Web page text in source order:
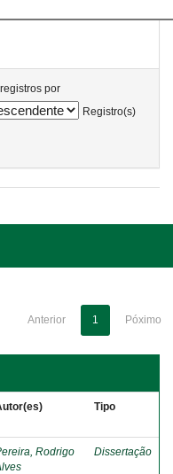
por
Registro(s)
Anterior 1 Póximo
Tipo
Rodrigo
Dissertação